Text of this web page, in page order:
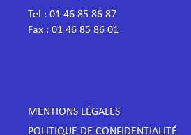
Tel : 01 46 85 86 87
Fax : 01 46 85 86 01
MENTIONS LÉGALES
POLITIQUE DE CONFIDENTIALITÉ